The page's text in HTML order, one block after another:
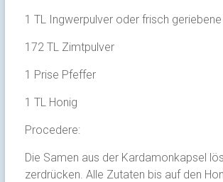
1 TL Ingwerpulver oder frisch
172 TL Zimtpulver
1 Prise Pfeffer
1 TL Honig
Procedere:
Die Samen aus der Kardamonkapsel
zerdrücken. Alle Zutaten bis auf den